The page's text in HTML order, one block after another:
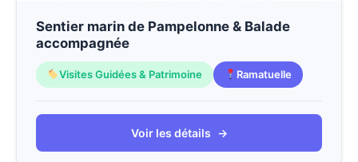
Sentier marin de Pampelonne & Balade
accompagnée
Visites Guidées & Patrimoine Ramatuelle
Voir les détails →